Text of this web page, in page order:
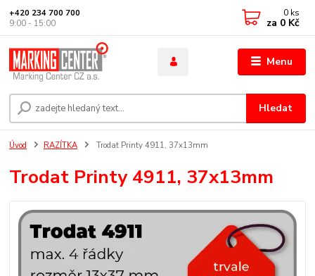
Menu
Hledat
+420 234 700 700
9:00 - 15:00
0 ks
za 0 Kč
Úvod RAZÍTKA Trodat Printy 4911, 37x13mm
Trodat Printy 4911, 37x13mm